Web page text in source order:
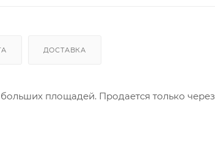
ДОСТАВКА
площадей. Продается только через